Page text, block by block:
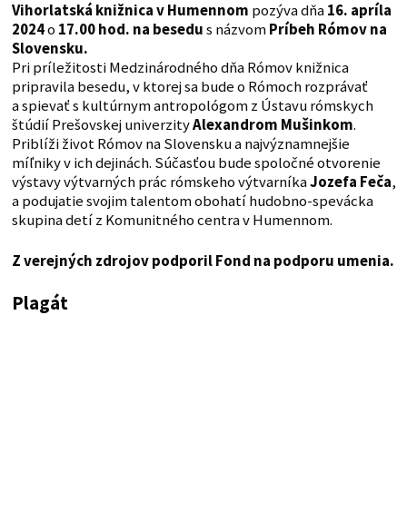
Vihorlatská knižnica v Humennom pozýva dňa16. apríla
2024o 17.00 hod. na besedus názvomPríbeh Rómov na
Slovensku.
Pri príležitosti Medzinárodného dňa Rómov knižnica
pripravila besedu, v ktorej sa bude o Rómoch rozprávať
a spievať s kultúrnym antropológom z Ústavu rómskych
štúdií Prešovskej univerzityAlexandrom Mušinkom.
Priblíži život Rómov na Slovensku a najvýznamnejšie
míľniky v ich dejinách. Súčasťou bude spoločné otvorenie
výstavy výtvarných prác rómskeho výtvarníkaJozefa Feča,
a podujatie svojim talentom obohatí hudobno-spevácka
skupina detí z Komunitného centra v Humennom.
Z verejných zdrojov podporil Fond na podporu umenia.
Plagát